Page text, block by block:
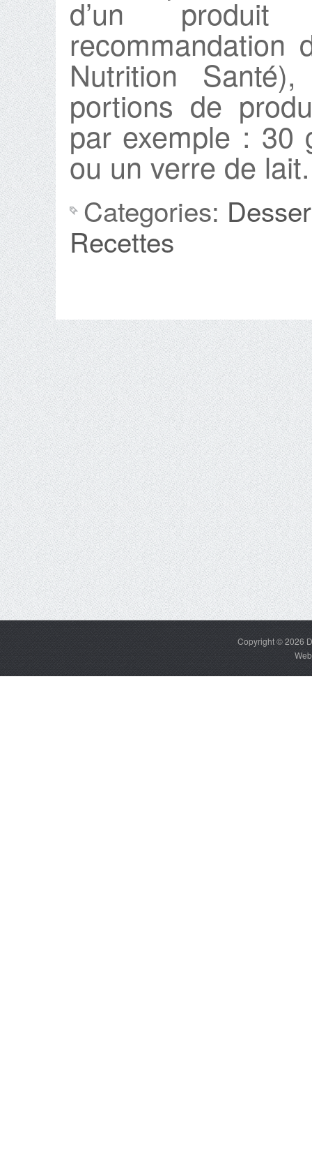
d’un
recommandation
Nutrition
portions de
par exemple : 30
ou un verre de lait.
Categories:
Recettes
Copyright © 2026